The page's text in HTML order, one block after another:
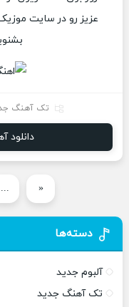
عزیز رو در سایت
تک آهنگ
دانلود
... «
دسته‌ها
آلبوم جدید
تک آهنگ جدید